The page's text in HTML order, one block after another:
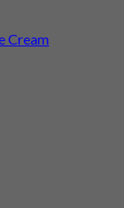
Cream